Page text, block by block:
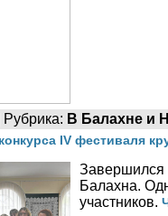
В Балахне и
IV фестиваля
Завершился
Балахна.
участников.